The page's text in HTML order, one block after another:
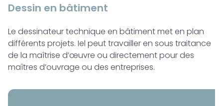
Dessin en bâtiment
Le dessinateur technique en bâtiment met en plan
différents projets. Iel peut travailler en sous traitance
de la maîtrise d’œuvre ou directement pour des
maîtres d’ouvrage ou des entreprises.